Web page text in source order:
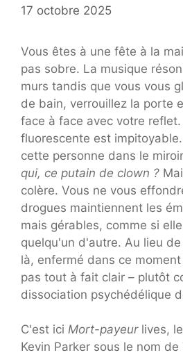
17 octobre 2025
Vous êtes à une fête à la
pas sobre. La musique
murs tandis que vous vous
de bain, verrouillez la porte
face à face avec votre
fluorescente est
cette personne dans le
qui, ce putain de clown ?
colère. Vous ne vous
drogues maintiennent les
mais gérables, comme si
quelqu'un d'autre. Au lieu
là, enfermé dans ce
pas tout à fait clair – plutôt
dissociation psychédélique
C'est ici Mort-payeurlives,
Kevin Parker sous le nom